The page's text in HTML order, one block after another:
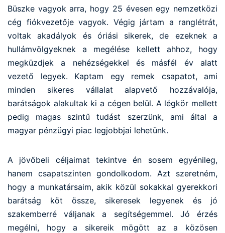
Büszke vagyok arra, hogy 25 évesen egy nemzetközi
cég fiókvezetője vagyok. Végig jártam a ranglétrát,
voltak akadályok és óriási sikerek, de ezeknek a
hullámvölgyeknek a megélése kellett ahhoz, hogy
megküzdjek a nehézségekkel és másfél év alatt
vezető legyek. Kaptam egy remek csapatot, ami
minden sikeres vállalat alapvető hozzávalója,
barátságok alakultak ki a cégen belül. A légkör mellett
pedig magas szintű tudást szerzünk, ami által a
magyar pénzügyi piac legjobbjai lehetünk.
A jövőbeli céljaimat tekintve én sosem egyénileg,
hanem csapatszinten gondolkodom. Azt szeretném,
hogy a munkatársaim, akik közül sokakkal gyerekkori
barátság köt össze, sikeresek legyenek és jó
szakemberré váljanak a segítségemmel. Jó érzés
megélni, hogy a sikereik mögött az a közösen